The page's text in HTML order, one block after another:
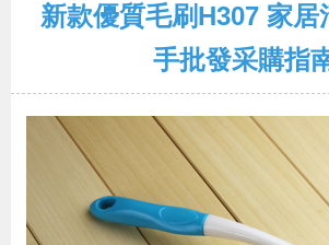
新款優質毛刷H307 家居
手批發采購指